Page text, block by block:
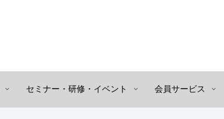
セミナー・研修・イベント 会員サービス